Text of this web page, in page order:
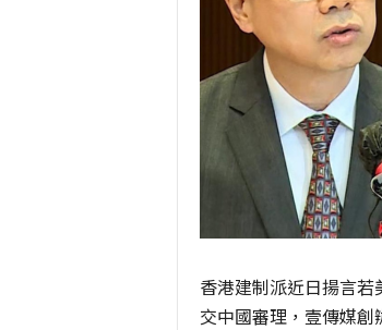
香港建制派近日揚言
交中國審理，壹傳媒